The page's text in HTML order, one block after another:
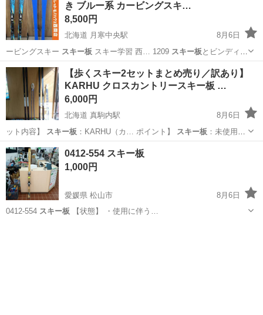
き ブルー系 カービングスキ…
8,500円
北海道 月寒中央駅
8月6日
ービングスキー スキー板 スキー学習 西… 1209 スキー板 とビンディン
グの… 様にも扱いやすいスキー板 です。 板…
北海道 札幌市 月寒中央駅 スキー ビンディング
【歩くスキー2セットまとめ売り／訳あり】
KARHU クロスカントリースキー板 …
6,000円
北海道 真駒内駅
8月6日
スキー板 スキー板 ：未使用品
ですが…
北海道 札幌市 スキー
0412-554 スキー板
1,000円
愛媛県 松山市
8月6日
0412-554 スキー板 【状態】 ・使用に伴う…